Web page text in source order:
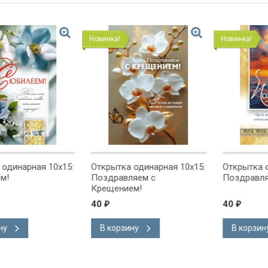
10x15:
Новинка!
Открытка одинарная 10x15:
Поздравляем с
Крещением!
В корзину
Новинка!
Открытка
Поздравляем!
В корзину